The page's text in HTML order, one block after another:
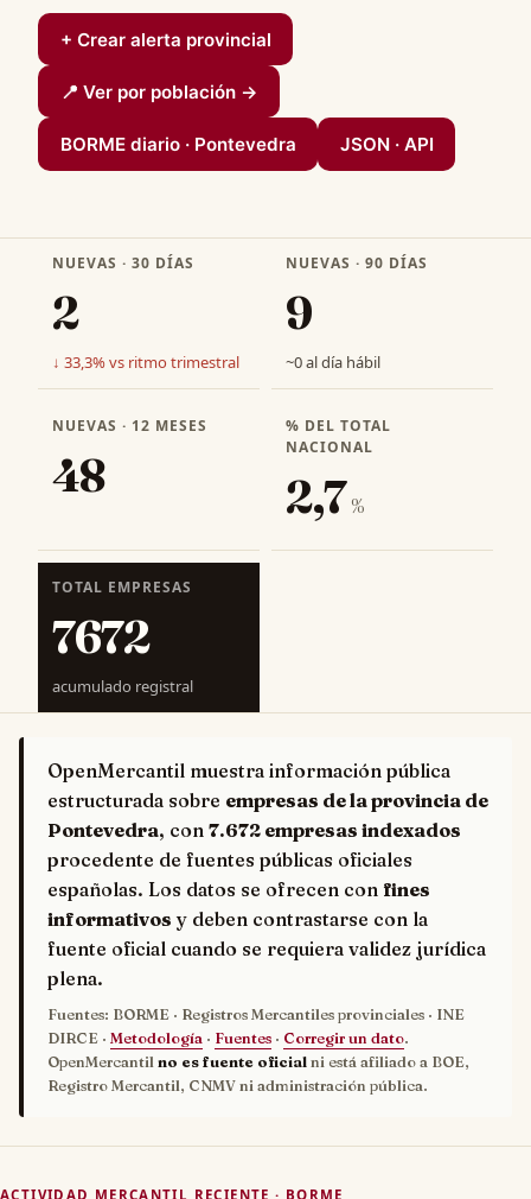
+ Crear alerta provincial
📍 Ver por población →
BORME diario · Pontevedra JSON · API
NUEVAS · 30 DÍAS
2
↓ 33,3% vs ritmo trimestral
NUEVAS · 90 DÍAS
9
~0 al día hábil
NUEVAS · 12 MESES
48
% DEL TOTAL
NACIONAL
2,7 %
TOTAL EMPRESAS
7672
acumulado registral
OpenMercantil muestra información pública
estructurada sobre empresas de la provincia de
Pontevedra, con 7.672 empresas indexados
procedente de fuentes públicas oficiales
españolas. Los datos se ofrecen con fines
informativos y deben contrastarse con la
fuente oficial cuando se requiera validez jurídica
plena.
Fuentes: BORME · Registros Mercantiles provinciales · INE
DIRCE · Metodología · Fuentes · Corregir un dato.
OpenMercantil no es fuente oficial ni está afiliado a BOE,
Registro Mercantil, CNMV ni administración pública.
ACTIVIDAD MERCANTIL RECIENTE · BORME